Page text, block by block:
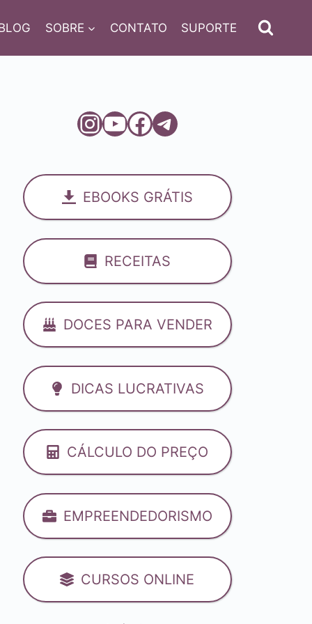
SOBRE CONTATO SUPORTE
Instagram
Youtube
Facebook
Telegram
EBOOKS GRÁTIS
RECEITAS
DOCES PARA VENDER
DICAS LUCRATIVAS
CÁLCULO DO PREÇO
EMPREENDEDORISMO
CURSOS ONLINE